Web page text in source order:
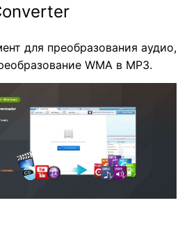
для преобразования аудио,
WMA в MP3.